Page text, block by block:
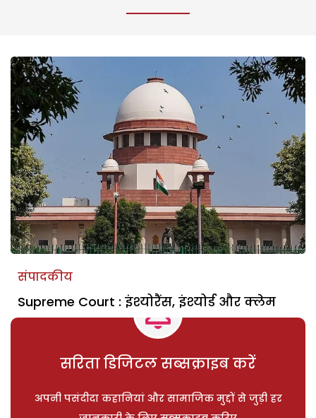
संपादकीय
Supreme Court : इंश्योरैंस, इंश्योर्ड और क्लेम
सरिता डिजिटल सब्सक्राइब करें
अपनी पसंदीदा कहानियां और सामाजिक मुद्दों से जुड़ी हर